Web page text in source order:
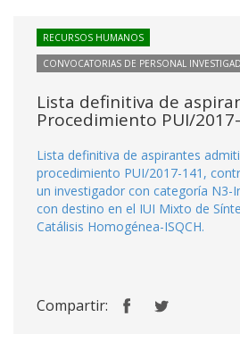
RECURSOS HUMANOS
CONVOCATORIAS DE PERSONAL
Lista definitiva de
Procedimiento PUI/
Lista definitiva de aspirantes
procedimiento PUI/2017-141,
un investigador con categoría N3-
con destino en el IUI Mixto de
Catálisis Homogénea-ISQCH.
Compartir: